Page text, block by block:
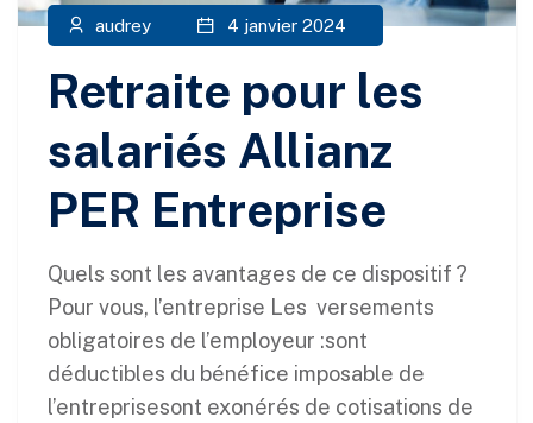
audrey 4 janvier 2024
Retraite pour les
salariés Allianz
PER Entreprise
Quels sont les avantages de ce dispositif ?
Pour vous, l’entreprise Les versements
obligatoires de l’employeur :sont
déductibles du bénéfice imposable de
l’entreprisesont exonérés de cotisations de